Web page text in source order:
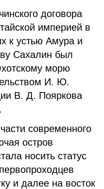
договора
империей в
к устью Амура и
Сахалин был
морю
И. Ю.
В. Д. Пояркова
современного
остров
носить статус
и далее на восток